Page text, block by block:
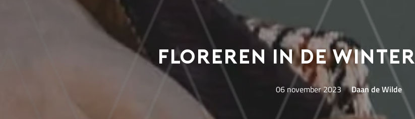
Floreren in de winter
06 november 2023 Daan de Wilde